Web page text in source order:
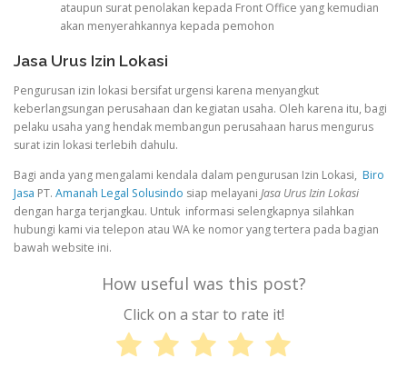
ataupun surat penolakan kepada Front Office yang kemudian
akan menyerahkannya kepada pemohon
Jasa Urus Izin Lokasi
Pengurusan izin lokasi bersifat urgensi karena menyangkut
keberlangsungan perusahaan dan kegiatan usaha. Oleh karena itu, bagi
pelaku usaha yang hendak membangun perusahaan harus mengurus
surat izin lokasi terlebih dahulu.
Bagi anda yang mengalami kendala dalam pengurusan Izin Lokasi, Biro
Jasa PT. Amanah Legal Solusindo siap melayani Jasa Urus Izin Lokasi
dengan harga terjangkau. Untuk informasi selengkapnya silahkan
hubungi kami via telepon atau WA ke nomor yang tertera pada bagian
bawah website ini.
How useful was this post?
Click on a star to rate it!